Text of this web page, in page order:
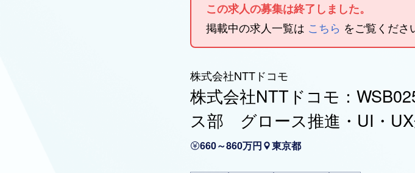
この求人の募集は終了しました。
掲載中の求人一覧は こちら をご覧くださ
株式会社NTTドコモ
株式会社NTTドコモ：
ス部 グロース推進・UI・UX
660～860万円 東京都